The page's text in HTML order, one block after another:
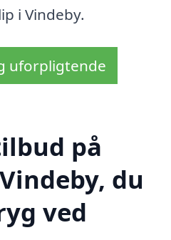
i Vindeby.
uforpligtende
på
du
ved